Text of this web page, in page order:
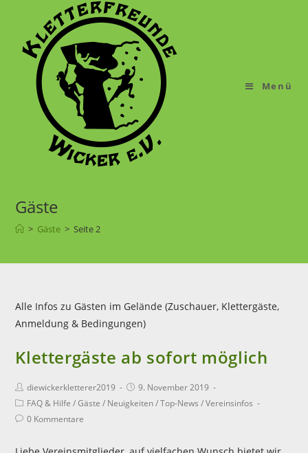
Menü
Gäste
> Gäste > Seite 2
Alle Infos zu Gästen im Gelände (Zuschauer, Klettergäste,
Anmeldung & Bedingungen)
Klettergäste ab sofort möglich
diewickerkletterer2019
9. November 2019
FAQ & Hilfe /Gäste / Neuigkeiten/Top-News /Vereinsinfos
0 Kommentare